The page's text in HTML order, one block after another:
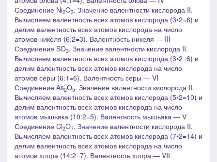
Соединение Ni2O3. Значение валентности кислорода II.
Вычисляем валентность всех атомов кислорода (3•2=6) и
делим валентность всех атомов кислорода на число
атомов никеля (6:2=3). Валентность никеля ― III
Соединение SO3. Значение валентности кислорода II.
Вычисляем валентность всех атомов кислорода (3•2=6) и
делим валентность всех атомов кислорода на число
атомов серы (6:1=6). Валентность серы ― VI
Соединение As2O5. Значение валентности кислорода II.
Вычисляем валентность всех атомов кислорода (5•2=10) и
делим валентность всех атомов кислорода на число
атомов мышьяка (10:2=5). Валентность мышьяка ― V
Соединение Cl2O7. Значение валентности кислорода II.
Вычисляем валентность всех атомов кислорода (7•2=14) и
делим валентность всех атомов кислорода на число
атомов хлора (14:2=7). Валентность хлора ― VII